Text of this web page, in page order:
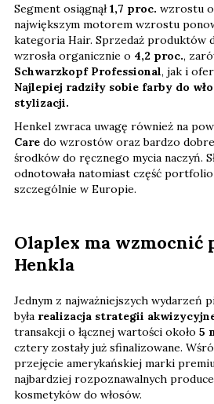
Segment osiągnął1,7 proc. wzrostu
największym motorem wzrostu
kategoria Hair. Sprzedaż produktów
wzrosła organicznie o 4,2 proc.,
Schwarzkopf Professional, jak i
Najlepiej radziły sobie farby do
stylizacji.
Henkel zwraca uwagę również na
Care do wzrostów oraz bardzo
środków do ręcznego mycia naczyń.
odnotowała natomiast część portfolio
szczególnie w Europie.
Olaplex ma wzmocnić
Henkla
Jednym z najważniejszych wydarzeń
była realizacja strategii
transakcji o łącznej wartości około 5
cztery zostały już sfinalizowane.
przejęcie amerykańskiej marki
najbardziej rozpoznawalnych
kosmetyków do włosów.